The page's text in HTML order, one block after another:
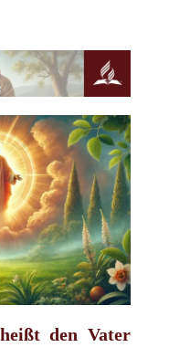
den Vater